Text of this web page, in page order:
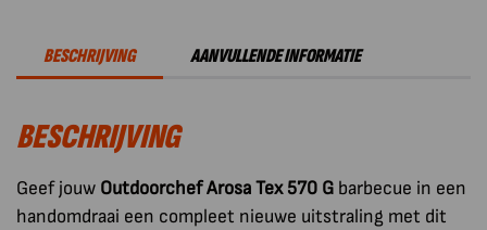
voor
Arosa
G
Noble
Beige
aantal
BESCHRIJVING AANVULLENDE INFORMATIE
BESCHRIJVING
Geef jouw Outdoorchef Arosa Tex 570 G barbecue in een
handomdraai een compleet nieuwe uitstraling met dit